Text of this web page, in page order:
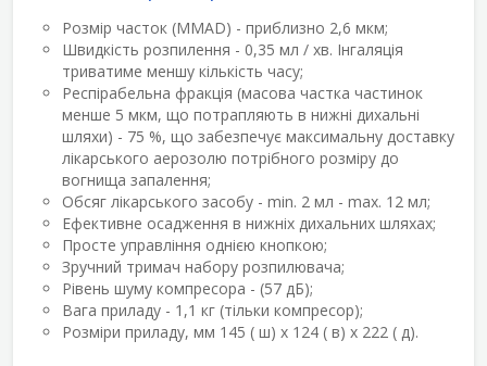
Розмір часток (MMAD) - приблизно 2,6 мкм;
Швидкість розпилення - 0,35 мл / хв. Інгаляція
триватиме меншу кількість часу;
Респірабельна фракція (масова частка частинок
менше 5 мкм, що потрапляють в нижні дихальні
шляхи) - 75 %, що забезпечує максимальну доставку
лікарського аерозолю потрібного розміру до
вогнища запалення;
Обсяг лікарського засобу - min. 2 мл - max. 12 мл;
Ефективне осадження в нижніх дихальних шляхах;
Просте управління однією кнопкою;
Зручний тримач набору розпилювача;
Рівень шуму компресора - (57 дБ);
Вага приладу - 1,1 кг (тільки компресор);
Розміри приладу, мм 145 ( ш) х 124 ( в) х 222 ( д).